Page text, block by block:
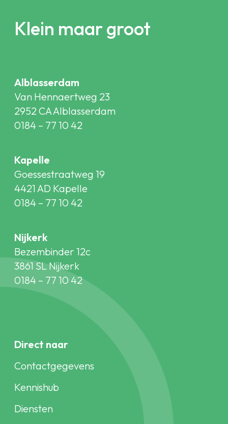
Klein maar groot
Alblasserdam
Van Hennaertweg 23
2952 CA Alblasserdam
0184 – 77 10 42
Kapelle
Goessestraatweg 19
4421 AD Kapelle
0184 – 77 10 42
Nijkerk
Bezembinder 12c
3861 SL Nijkerk
0184 – 77 10 42
Direct naar
Contactgegevens
Kennishub
Diensten